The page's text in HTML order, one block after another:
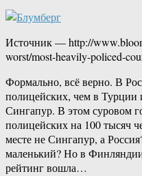
Источник — http://
worst/most-heavily-policed-
Формально, всё верно. В
полицейских, чем в
Сингапур. В этом суровом
полицейских на 100 тысяч
месте не Сингапур, а
маленький? Но в
рейтинг вошла…